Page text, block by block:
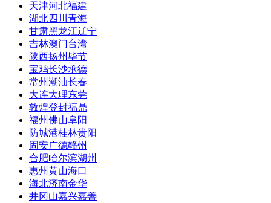
天津河北福建
湖北四川 青海
甘肃黑龙江辽宁
吉林澳门台湾
陕西扬州毕节
宝鸡长沙承德
常州潮汕长春
大连大理东莞
敦煌登封福鼎
福州佛山阜阳
防城港桂林贵阳
固安广德赣州
合肥哈尔滨湖州
惠州黄山海口
海北济南金华
井冈山嘉兴嘉善